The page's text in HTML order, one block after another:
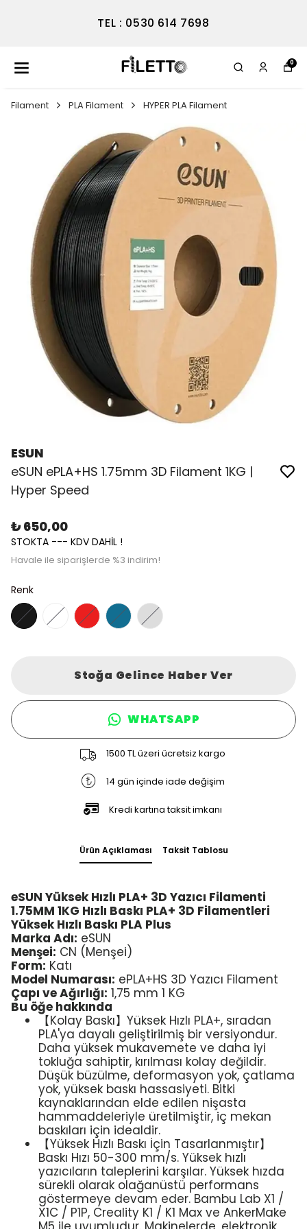
TEL : 0530 614 7698
0
Filament PLA Filament HYPER PLA Filament
ESUN
eSUN ePLA+HS 1.75mm 3D Filament 1KG |
Hyper Speed
₺ 650,00
STOKTA --- KDV DAHİL !
Havale ile siparişlerde %3 indirim!
Renk
Stoğa Gelince Haber Ver
WHATSAPP
1500 TL üzeri ücretsiz kargo
14 gün içinde iade değişim
Kredi kartına taksit imkanı
Ürün Açıklaması Taksit Tablosu
eSUN Yüksek Hızlı PLA+ 3D Yazıcı Filamenti
1.75MM 1KG Hızlı Baskı PLA+ 3D Filamentleri
Yüksek Hızlı Baskı PLA Plus
Marka Adı: eSUN
Menşei: CN (Menşei)
Form: Katı
Model Numarası: ePLA+HS 3D Yazıcı Filament
Çapı ve Ağırlığı: 1,75 mm 1 KG
Bu öğe hakkında
【Kolay Baskı】Yüksek Hızlı PLA+, sıradan
PLA'ya dayalı geliştirilmiş bir versiyondur.
Daha yüksek mukavemete ve daha iyi
tokluğa sahiptir, kırılması kolay değildir.
Düşük büzülme, deformasyon yok, çatlama
yok, yüksek baskı hassasiyeti. Bitki
kaynaklarından elde edilen nişasta
hammaddeleriyle üretilmiştir, iç mekan
baskıları için idealdir.
【Yüksek Hızlı Baskı İçin Tasarlanmıştır】
Baskı Hızı 50-300 mm/s. Yüksek hızlı
yazıcıların taleplerini karşılar. Yüksek hızda
sürekli olarak olağanüstü performans
göstermeye devam eder. Bambu Lab X1 /
X1C / P1P, Creality K1 / K1 Max ve AnkerMake